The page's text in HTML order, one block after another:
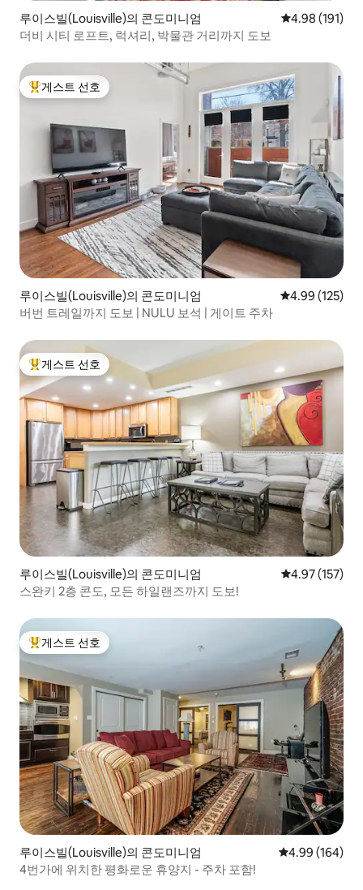
루이스빌(Louisville)의 콘도미니엄 평점 4.98점(5
4.98 (191)
더비 시티 로프트, 럭셔리, 박물관 거리까지 도보
상위 게스트 선호
게스트 선호
루이스빌(Louisville)의 콘도미니엄 평점 4.99점(5
4.99 (125)
버번 트레일까지 도보 | NULU 보석 | 게이트 주차
상위 게스트 선호
게스트 선호
루이스빌(Louisville)의 콘도미니엄 평점 4.97점(5
4.97 (157)
스완키 2층 콘도, 모든 하일랜즈까지 도보!
상위 게스트 선호
게스트 선호
루이스빌(Louisville)의 콘도미니엄 평점 4.99점(5
4.99 (164)
4번가에 위치한 평화로운 휴양지 - 주차 포함!